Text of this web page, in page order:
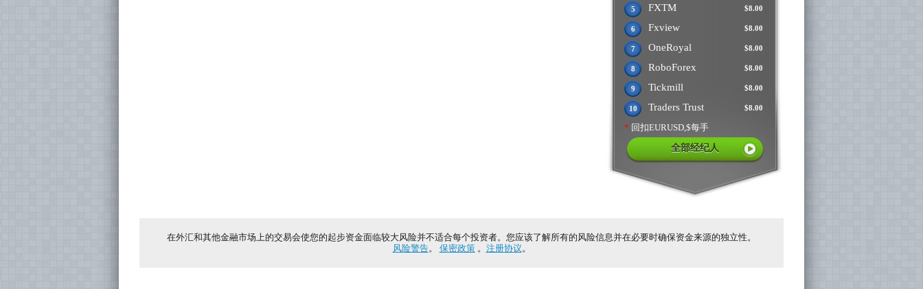
$8.00
5 FXTM
$8.00
6 Fxview
$8.00
7 OneRoyal
$8.00
8 RoboForex
$8.00
9 Tickmill
$8.00
10 Traders Trust
* 回扣EURUSD,$每手
全部经纪人
在外汇和其他金融市场上的交易会使您的起步资金面临较大风险并不适合每个投资者。您应该了解所有的风险信息并在必要时确保资金来源的独立性。
风险警告。 保密政策。 注册协议。